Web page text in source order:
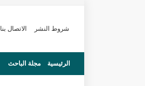
شروط النشر الاتصال بنا
الرئيسية مجلة الباحث